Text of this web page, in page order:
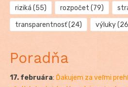
riziká (55) rozpočet (79)
transparentnosť(24) výluky
Poradňa
17. februára: Ďakujem za veľmi